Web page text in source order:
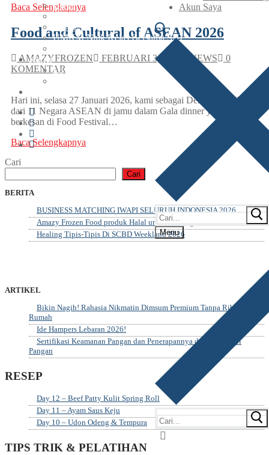
Akun Saya
Menu
Berita
Resep
UMKM Naik Kelas Bersama SNI
Karier
Lowongan
Baca Selengkapnya
Food and Cultural of ASEAN 2026
AMAZYFROZEN FEBRUARI 3, 2026 NEWS
0
KOMENTAR
Hari ini, selasa 27 Januari 2026, kami sebagai Delegasi AWEN
dari 11 Negara ASEAN di jamu dalam Gala dinner yang sangat
berkesan di Food Festival…
Baca Selengkapnya
Cari
Cari
BERITA
BUSINESS MATCHING IWAPI SELURUH INDONESIA 2026
Amazy Frozen Food produk Halal untuk keluarga
Healing Tipis-Tipis Di SCBD Weekland 2026
ARTIKEL
Bikin Nagih! Rahasia Nikmatin Dimsum Premium Tanpa Ribet di
Rumah
Ide Hampers Lebaran 2026!
Sertifikasi Keamanan Pangan dan Penerapannya dalam Industri
Pangan
RESEP
Day 12 – Beef Patty Kulit Spring Roll
Day 11 – Ayam Saus Keju
Day 10 – Udon Odeng & Tempura
TIPS TRIK & PELATIHAN